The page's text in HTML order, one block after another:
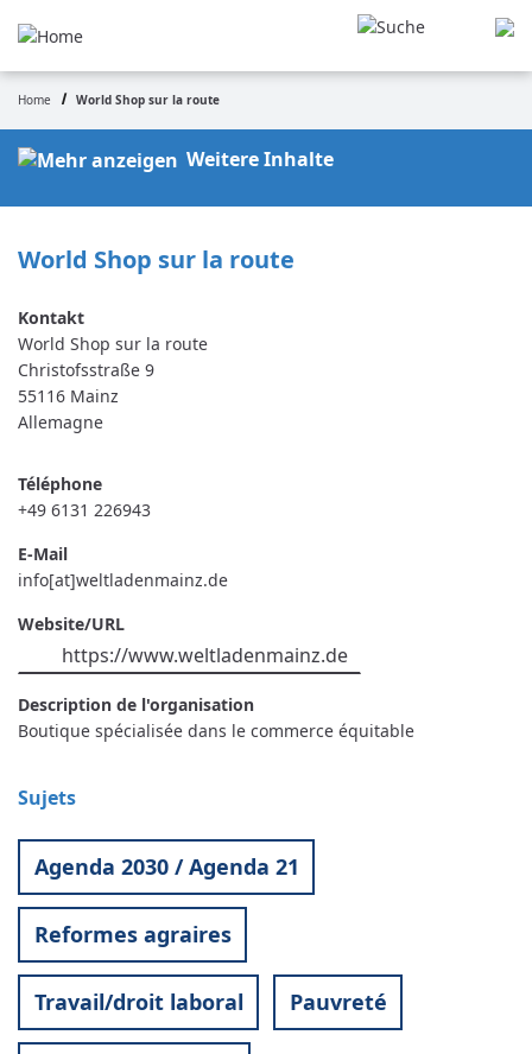
au
principal
Fil
d'Ariane
Home World Shop sur la route
Weitere Inhalte
World Shop sur la route
World Shop sur la route
Christofsstraße 9
55116 Mainz
Allemagne
Téléphone
+49 6131 226943
E-Mail
info[at]weltladenmainz.de
Website/URL
https://www.weltladenmainz.de
Description de l'organisation
Boutique spécialisée dans le commerce équitable
Sujets
Agenda 2030 / Agenda 21
Reformes agraires
Travail/droit laboral Pauvreté